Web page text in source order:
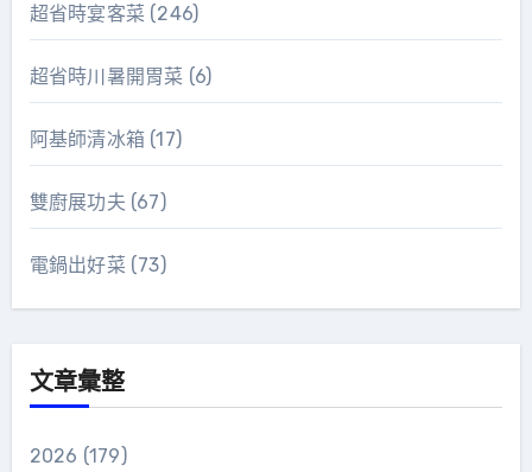
超省時宴客菜 (246)
超省時川暑開胃菜 (6)
阿基師清冰箱(17)
雙廚展功夫 (67)
電鍋出好菜 (73)
文章彙整
2026 (179)